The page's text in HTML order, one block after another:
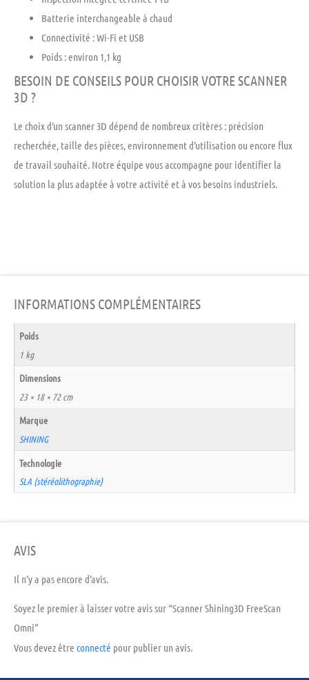
Batterie interchangeable à chaud
Connectivité : Wi-Fi et USB
Poids : environ 1,1 kg
BESOIN DE CONSEILS POUR CHOISIR VOTRE SCANNER
3D ?
Le choix d’un scanner 3D dépend de nombreux critères : précision
recherchée, taille des pièces, environnement d’utilisation ou encore flux
de travail souhaité. Notre équipe vous accompagne pour identifier la
solution la plus adaptée à votre activité et à vos besoins industriels.
INFORMATIONS COMPLÉMENTAIRES
Poids
1 kg
Dimensions
23 × 18 × 72 cm
Marque
SHINING
Technologie
SLA (stéréolithographie)
AVIS
Il n’y a pas encore d’avis.
Soyez le premier à laisser votre avis sur “Scanner Shining3D FreeScan
Omni”
Vous devez être connecté pour publier un avis.